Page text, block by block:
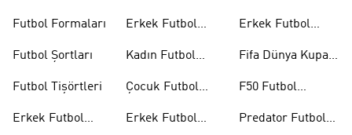
Futbol Formaları
Futbol Şortları
Futbol Tişörtleri
Erkek Futbol
Erkek Futbol
Kadın Futbol
Çocuk Futbol
Erkek Futbol
Erkek Futbol
Fifa Dünya Kupası
F50 Futbol
Predator Futbol